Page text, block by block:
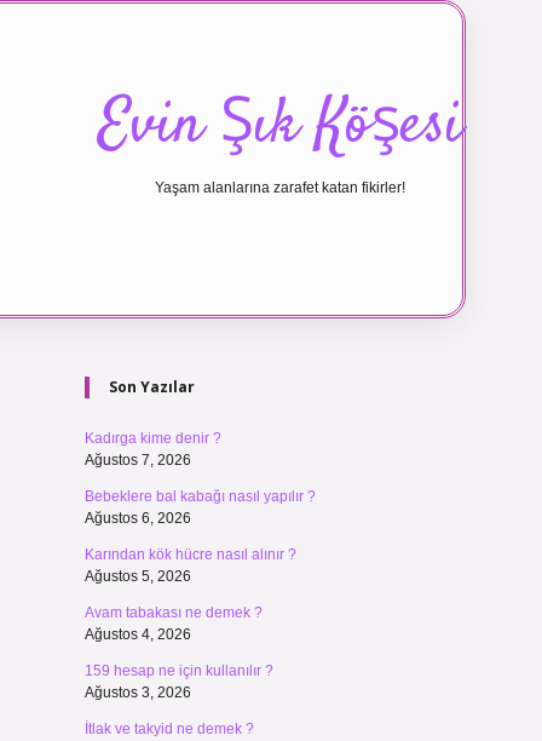
Evin Şık Köşesi
Yaşam alanlarına zarafet katan fikirler!
Sidebar
Son Yazılar
Kadırga kime denir ?
Ağustos 7, 2026
Bebeklere bal kabağı nasıl yapılır ?
Ağustos 6, 2026
Karından kök hücre nasıl alınır ?
Ağustos 5, 2026
Avam tabakası ne demek ?
Ağustos 4, 2026
159 hesap ne için kullanılır ?
Ağustos 3, 2026
İtlak ve takyid ne demek ?